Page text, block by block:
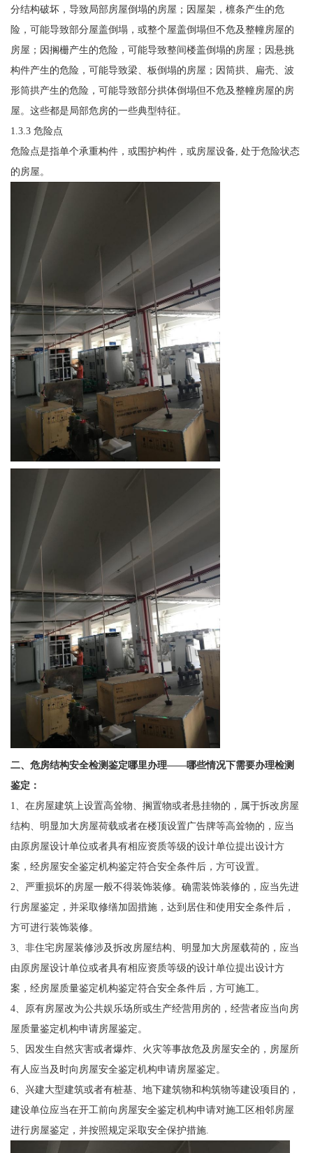
分结构破坏，导致局部房屋倒塌的房屋；因屋架，檩条产生的危
险，可能导致部分屋盖倒塌，或整个屋盖倒塌但不危及整幢房屋的
房屋；因搁栅产生的危险，可能导致整间楼盖倒塌的房屋；因悬挑
构件产生的危险，可能导致梁、板倒塌的房屋；因筒拱、扁壳、波
形筒拱产生的危险，可能导致部分拱体倒塌但不危及整幢房屋的房
屋。这些都是局部危房的一些典型特征。
1.3.3 危险点
危险点是指单个承重构件，或围护构件，或房屋设备, 处于危险状态
的房屋。
二、 危房结构安全检测鉴定哪里办理——哪些情况下需要办理检测
鉴定：
1、在房屋建筑上设置高耸物、搁置物或者悬挂物的，属于拆改房屋
结构、明显加大房屋荷载或者在楼顶设置广告牌等高耸物的，应当
由原房屋设计单位或者具有相应资质等级的设计单位提出设计方
案，经房屋安全鉴定机构鉴定符合安全条件后，方可设置。
2、严重损坏的房屋一般不得装饰装修。确需装饰装修的，应当先进
行房屋鉴定，并采取修缮加固措施，达到居住和使用安全条件后，
方可进行装饰装修。
3、非住宅房屋装修涉及拆改房屋结构、明显加大房屋载荷的，应当
由原房屋设计单位或者具有相应资质等级的设计单位提出设计方
案，经房屋质量鉴定机构鉴定符合安全条件后，方可施工。
4、原有房屋改为公共娱乐场所或生产经营用房的，经营者应当向房
屋质量鉴定机构申请房屋鉴定。
5、因发生自然灾害或者爆炸、火灾等事故危及房屋安全的，房屋所
有人应当及时向房屋安全鉴定机构申请房屋鉴定。
6、兴建大型建筑或者有桩基、地下建筑物和构筑物等建设项目的，
建设单位应当在开工前向房屋安全鉴定机构申请对施工区相邻房屋
进行房屋鉴定，并按照规定采取安全保护措施.